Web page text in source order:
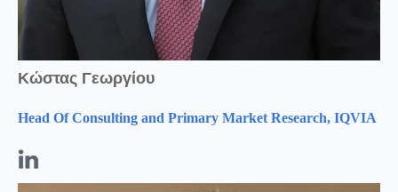
Κώστας Γεωργίου
Head Of Consulting and Primary Market Research, IQVIA